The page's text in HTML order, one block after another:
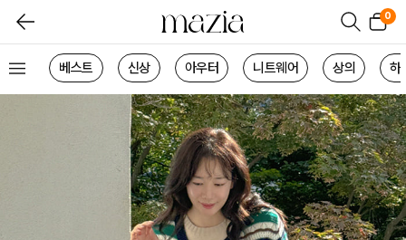
0
베스트 신상 아우터 니트웨어 상의 하